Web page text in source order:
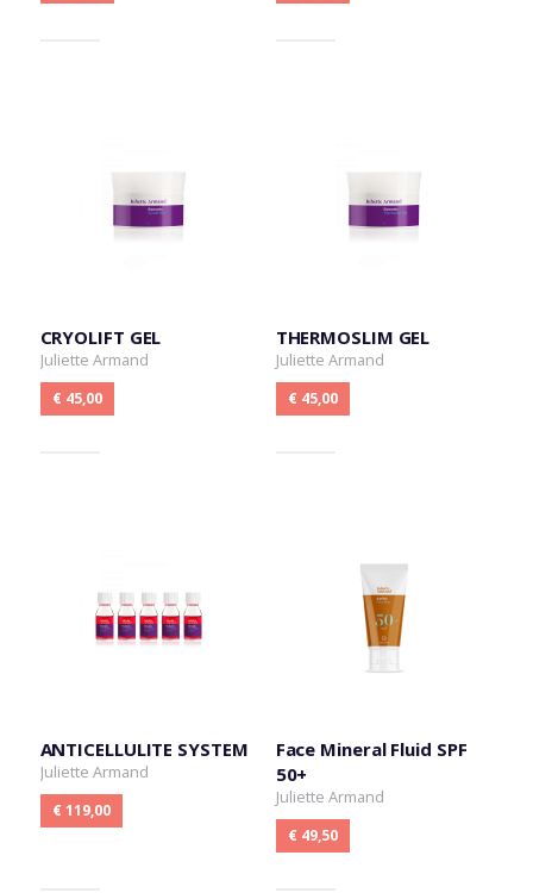
CRYOLIFT GEL
Juliette Armand
€ 45,00
THERMOSLIM GEL
Juliette Armand
€ 45,00
ANTICELLULITE SYSTEM
Juliette Armand
€ 119,00
Face Mineral Fluid SPF
50+
Juliette Armand
€ 49,50